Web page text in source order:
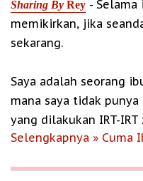
Sharing By Rey - Selama
memikirkan, jika
sekarang.
Saya adalah seorang
mana saya tidak
yang dilakukan IRT-IRT
Selengkapnya » Cuma